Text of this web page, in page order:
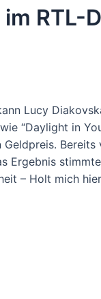
RTL-
Lucy
“Daylight in
Ergebnis
– Holt mich